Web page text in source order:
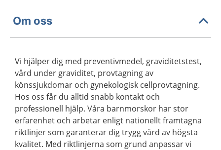
Om oss
Vi hjälper dig med preventivmedel, graviditetstest,
vård under graviditet, provtagning av
könssjukdomar och gynekologisk cellprovtagning.
Hos oss får du alltid snabb kontakt och
professionell hjälp. Våra barnmorskor har stor
erfarenhet och arbetar enligt nationellt framtagna
riktlinjer som garanterar dig trygg vård av högsta
kvalitet. Med riktlinjerna som grund anpassar vi